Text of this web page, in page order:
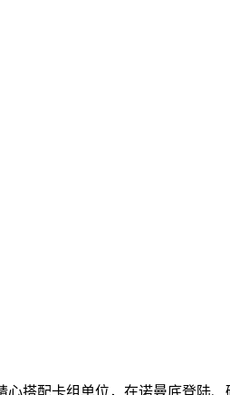
搭配卡组单位，在诺曼底登陆